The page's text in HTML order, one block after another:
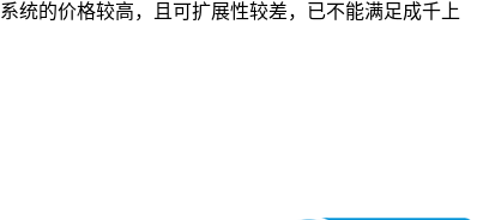
系统的价格较高，且可扩展性较差，已不能满足成千上